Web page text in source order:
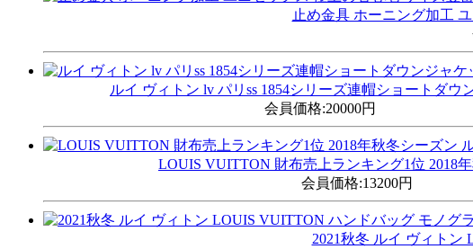
止め金具 ホーニング加工
ルイ ヴィトン lv パリss 1854シリーズ連帽ショートダウ
会員価格:20000円
LOUIS VUITTON 財布売上ランキング1位 2018
会員価格:13200円
2021秋冬 ルイ ヴィトン